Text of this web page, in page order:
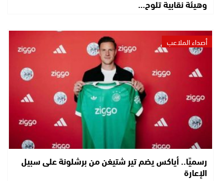
وهيئة نقابية تلوح…
أصداء الملاعب
رسميًا.. أياكس يضم تير شتيغن من برشلونة على سبيل
الإعارة